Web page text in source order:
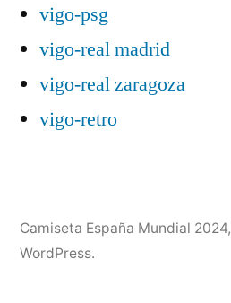
vigo-psg
vigo-real madrid
vigo-real zaragoza
vigo-retro
Camiseta España Mundial 2024,
WordPress.